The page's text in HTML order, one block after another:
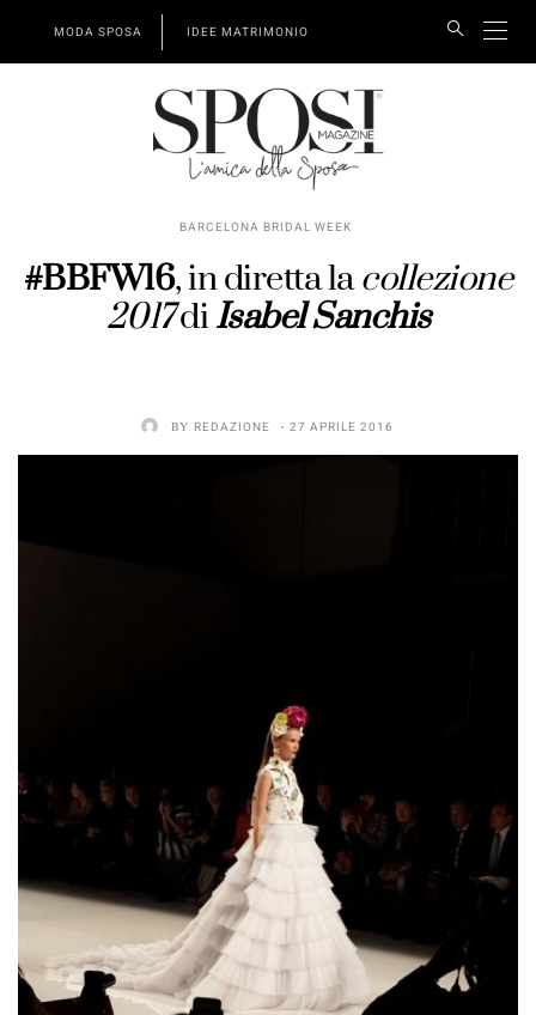
MODA SPOSA IDEE MATRIMONIO
BARCELONA BRIDAL WEEK
#BBFW16, in diretta lacollezione
2017diIsabel Sanchis
BY REDAZIONE 27 APRILE 2016